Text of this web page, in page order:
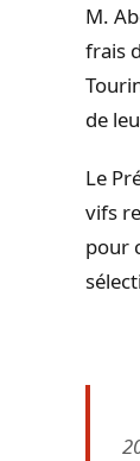
M.
frais
de
Le
vifs
pour
ب50% من نفقات تنقل 2000